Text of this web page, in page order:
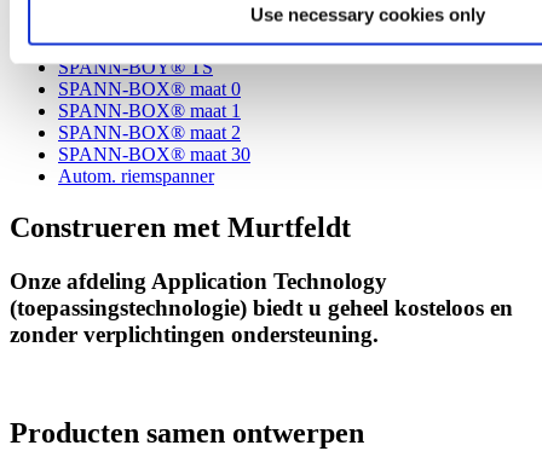
Use necessary cookies only
Mini-spanner
SPANN-BOY® TS
SPANN-BOX® maat 0
SPANN-BOX® maat 1
SPANN-BOX® maat 2
SPANN-BOX® maat 30
Autom. riemspanner
Construeren met Murtfeldt
Onze afdeling Application Technology
(toepassingstechnologie) biedt u geheel kosteloos en
zonder verplichtingen ondersteuning.
Producten samen ontwerpen